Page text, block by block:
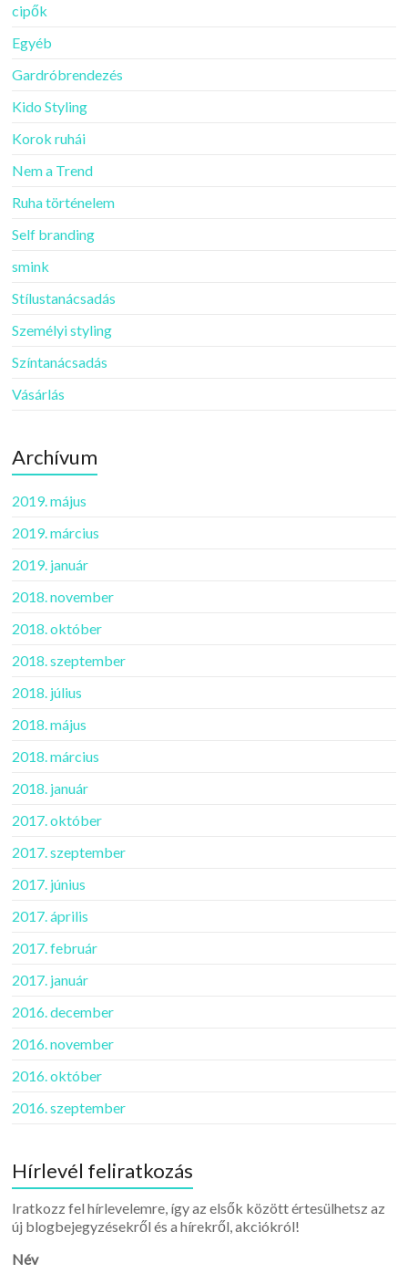
cipők
Egyéb
Gardróbrendezés
Kido Styling
Korok ruhái
Nem a Trend
Ruha történelem
Self branding
smink
Stílustanácsadás
Személyi styling
Színtanácsadás
Vásárlás
Archívum
2019. május
2019. március
2019. január
2018. november
2018. október
2018. szeptember
2018. július
2018. május
2018. március
2018. január
2017. október
2017. szeptember
2017. június
2017. április
2017. február
2017. január
2016. december
2016. november
2016. október
2016. szeptember
Hírlevél feliratkozás
Iratkozz fel hírlevelemre, így az elsők között értesülhetsz az
új blogbejegyzésekről és a hírekről, akciókról!
Név